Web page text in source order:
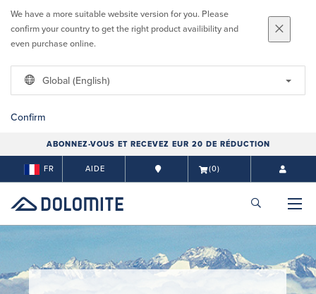
We have a more suitable website version for you. Please
confirm your country to get the right product availibility and
even purchase online.
Global (English)
Confirm
ABONNEZ-VOUS ET RECEVEZ EUR 20 DE RÉDUCTION
FR AIDE (0)